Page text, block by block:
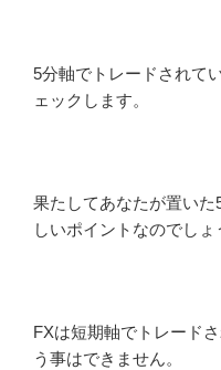
5分軸でトレードされて
ェックします。
果たしてあなたが置い
しいポイントなのでしょ
FXは短期軸でトレード
う事はできません。